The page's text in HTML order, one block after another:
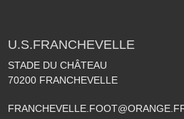
U.S.FRANCHEVELLE
STADE DU CHÂTEAU
70200 FRANCHEVELLE